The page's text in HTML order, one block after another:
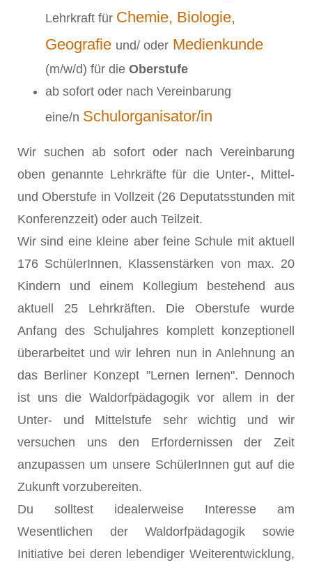
Lehrkraft für Chemie, Biologie,
Geografie und/ oder Medienkunde
(m/w/d) für die Oberstufe
ab sofort oder nach Vereinbarung
eine/n Schulorganisator/in
Wir suchen ab sofort oder nach Vereinbarung
oben genannte Lehrkräfte für die Unter-, Mittel-
und Oberstufe in Vollzeit (26 Deputatsstunden mit
Konferenzzeit) oder auch Teilzeit.
Wir sind eine kleine aber feine Schule mit aktuell
176 SchülerInnen, Klassenstärken von max. 20
Kindern und einem Kollegium bestehend aus
aktuell 25 Lehrkräften. Die Oberstufe wurde
Anfang des Schuljahres komplett konzeptionell
überarbeitet und wir lehren nun in Anlehnung an
das Berliner Konzept "Lernen lernen". Dennoch
ist uns die Waldorfpädagogik vor allem in der
Unter- und Mittelstufe sehr wichtig und wir
versuchen uns den Erfordernissen der Zeit
anzupassen um unsere SchülerInnen gut auf die
Zukunft vorzubereiten.
Du solltest idealerweise Interesse am
Wesentlichen der Waldorfpädagogik sowie
Initiative bei deren lebendiger Weiterentwicklung,